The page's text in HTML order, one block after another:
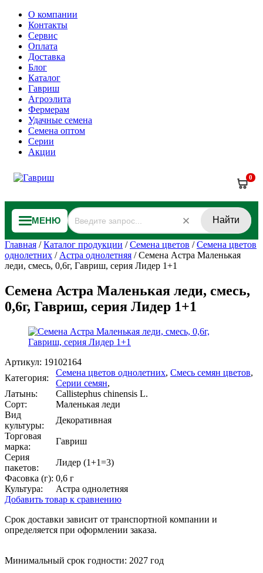
О компании
Контакты
Сервис
Оплата
Доставка
Блог
Каталог
Гавриш
Агроэлита
Фермерам
Удачные семена
Семена оптом
Серии
Акции
0
МЕНЮ Найти
Главная /Каталог продукции /Семена цветов /Семена цветов
однолетних / Астра однолетняя /Семена Астра Маленькая
леди, смесь, 0,6г, Гавриш, серия Лидер 1+1
Семена Астра Маленькая леди, смесь,
0,6г, Гавриш, серия Лидер 1+1
Артикул: 19102164
Категория:
Семена цветов однолетних, Смесь семян цветов,
Серии семян,
Латынь:
Callistephus chinensis L.
Сорт:
Маленькая леди
Вид
культуры:
Декоративная
Торговая
марка:
Гавриш
Серия
пакетов:
Лидер (1+1=3)
Фасовка (г): 0,6 г
Культура:
Астра однолетняя
Добавить товар к сравнению
Срок доставки зависит от транспортной компании и
определяется при оформлении заказа.
Минимальный срок годности: 2027 год